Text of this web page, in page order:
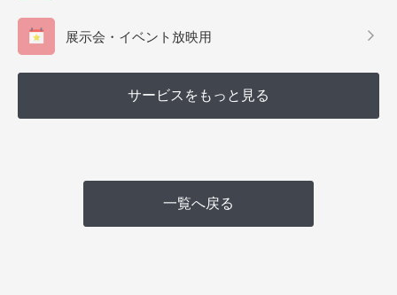
展示会・イベント放映用
サービスをもっと見る
一覧へ戻る